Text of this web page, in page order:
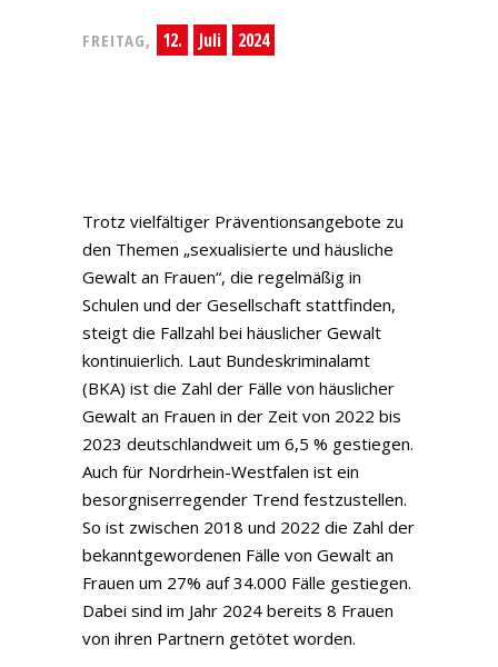
FREITAG, 12. Juli 2024
Trotz vielfältiger Präventionsangebote zu
den Themen „sexualisierte und häusliche
Gewalt an Frauen“, die regelmäßig in
Schulen und der Gesellschaft stattfinden,
steigt die Fallzahl bei häuslicher Gewalt
kontinuierlich. Laut Bundeskriminalamt
(BKA) ist die Zahl der Fälle von häuslicher
Gewalt an Frauen in der Zeit von 2022 bis
2023 deutschlandweit um 6,5 % gestiegen.
Auch für Nordrhein-Westfalen ist ein
besorgniserregender Trend festzustellen.
So ist zwischen 2018 und 2022 die Zahl der
bekanntgewordenen Fälle von Gewalt an
Frauen um 27% auf 34.000 Fälle gestiegen.
Dabei sind im Jahr 2024 bereits 8 Frauen
von ihren Partnern getötet worden.